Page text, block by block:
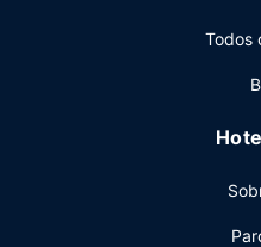
entre o leque de
Todos